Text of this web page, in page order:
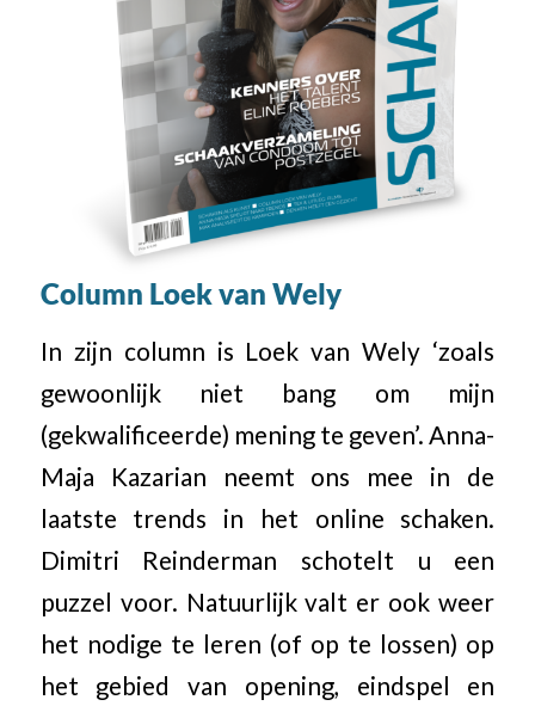
Column Loek van Wely
In zijn column is Loek van Wely ‘zoals
gewoonlijk niet bang om mijn
(gekwalificeerde) mening te geven’. Anna-
Maja Kazarian neemt ons mee in de
laatste trends in het online schaken.
Dimitri Reinderman schotelt u een
puzzel voor. Natuurlijk valt er ook weer
het nodige te leren (of op te lossen) op
het gebied van opening, eindspel en